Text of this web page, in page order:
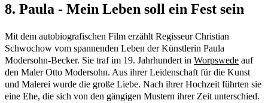
8. Paula - Mein Leben soll ein Fest sein
Mit dem autobiografischen Film erzählt Regisseur Christian
Schwochow vom spannenden Leben der Künstlerin Paula
Modersohn-Becker. Sie traf im 19. Jahrhundert in Worpswede auf
den Maler Otto Modersohn. Aus ihrer Leidenschaft für die Kunst
und Malerei wurde die große Liebe. Nach ihrer Hochzeit führten sie
eine Ehe, die sich von den gängigen Mustern ihrer Zeit unterschied.